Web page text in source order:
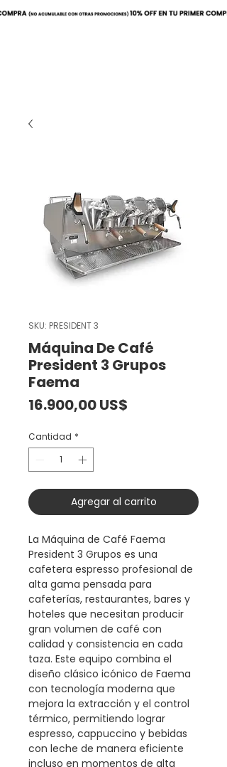
SKU: PRESIDENT 3
Máquina De Café
President 3 Grupos
Faema
16.900,00 US$
Cantidad *
Agregar al carrito
La Máquina de Café Faema
President 3 Grupos es una
cafetera espresso profesional de
alta gama pensada para
cafeterías, restaurantes, bares y
hoteles que necesitan producir
gran volumen de café con
calidad y consistencia en cada
taza. Este equipo combina el
diseño clásico icónico de Faema
con tecnología moderna que
mejora la extracción y el control
térmico, permitiendo lograr
espresso, cappuccino y bebidas
con leche de manera eficiente
incluso en momentos de alta